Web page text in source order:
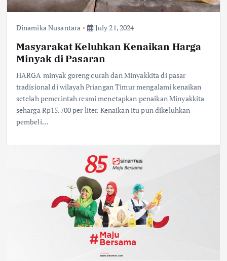
Dinamika Nusantara July 21, 2024
Masyarakat Keluhkan Kenaikan Harga
Minyak di Pasaran
HARGA minyak goreng curah dan Minyakkita di pasar
tradisional di wilayah Priangan Timur mengalami kenaikan
setelah pemerintah resmi menetapkan penaikan Minyakkita
seharga Rp15.700 per liter. Kenaikan itu pun dikeluhkan
pembeli…